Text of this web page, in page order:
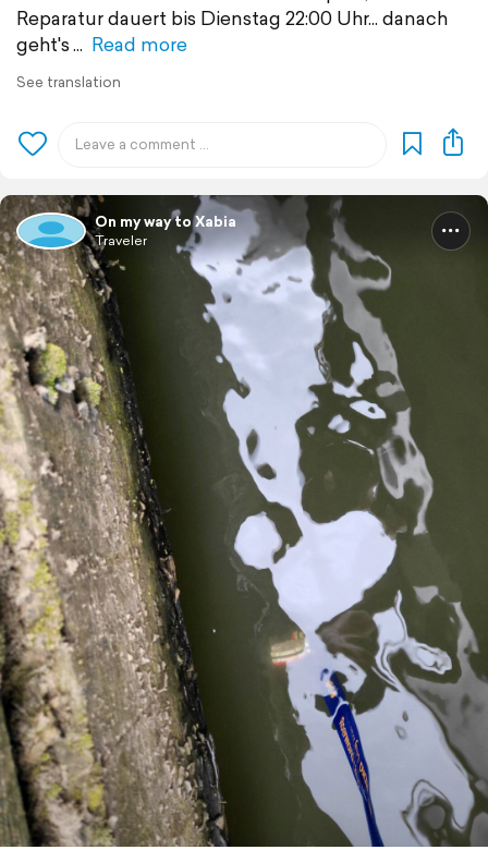
Reparatur dauert bis Dienstag 22:00 Uhr... danach
geht's
Read more
See translation
On my way to Xabia
Traveler